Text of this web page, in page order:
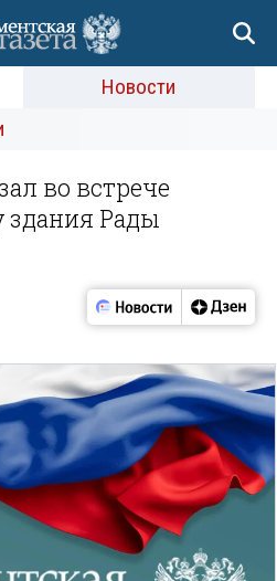
Новости
во встрече
Рады